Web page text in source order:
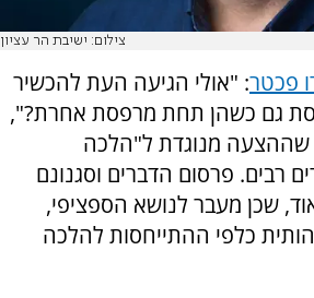
צילום: ישיבת הר עציון
פכטר: "אולי הגיעה העת להכשיר
גם כשהן תחת מרפסת אחרת?",
שההצעה מנוגדת ל"הלכה
רבים. פרסום הדברים וסגנונם
שכן מעבר לנושא הספציפי,
כלפי ההתייחסות להלכה